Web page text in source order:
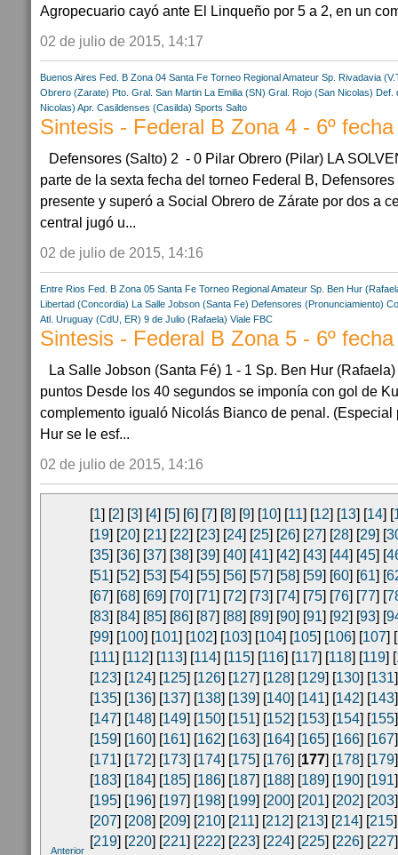
Agropecuario cayó ante El Linqueño por 5 a 2, en un
02 de julio de 2015, 14:17
Buenos Aires Fed. B Zona 04 Santa Fe Torneo Regional Amateur Sp. Rivadavia
Obrero (Zarate) Pto. Gral. San Martin La Emilia (SN) Gral. Rojo (San Nicolas) Def.
Nicolas) Apr. Casildenses (Casilda) Sports Salto
Sintesis - Federal B Zona 4 - 6º fecha
Defensores (Salto) 2 - 0 Pilar Obrero (Pilar) LA
parte de la sexta fecha del torneo Federal B,
presente y superó a Social Obrero de Zárate por dos a
central jugó u...
02 de julio de 2015, 14:16
Entre Rios Fed. B Zona 05 Santa Fe Torneo Regional Amateur Sp. Ben Hur
Libertad (Concordia) La Salle Jobson (Santa Fe) Defensores (Pronunciamiento)
Atl. Uruguay (CdU, ER) 9 de Julio (Rafaela) Viale FBC
Sintesis - Federal B Zona 5 - 6º fecha
La Salle Jobson (Santa Fé) 1 - 1 Sp. Ben Hur
puntos Desde los 40 segundos se imponía con gol de
complemento igualó Nicolás Bianco de penal. (Especial
Hur se le esf...
02 de julio de 2015, 14:16
Anterior
[1] [2] [3] [4] [5] [6] [7] [8] [9] [10] [11] [12] [13] [14] [
[19] [20] [21] [22] [23] [24] [25] [26] [27] [28] [29] [
[35] [36] [37] [38] [39] [40] [41] [42] [43] [44] [45] [
[51] [52] [53] [54] [55] [56] [57] [58] [59] [60] [61] [
[67] [68] [69] [70] [71] [72] [73] [74] [75] [76] [77] [
[83] [84] [85] [86] [87] [88] [89] [90] [91] [92] [93] [
[99] [100] [101] [102] [103] [104] [105] [106] [107] [
[111] [112] [113] [114] [115] [116] [117] [118] [119] [
[123] [124] [125] [126] [127] [128] [129] [130] [131
[135] [136] [137] [138] [139] [140] [141] [142] [143
[147] [148] [149] [150] [151] [152] [153] [154] [155
[159] [160] [161] [162] [163] [164] [165] [166] [167
[171] [172] [173] [174] [175] [176] [177] [178] [179
[183] [184] [185] [186] [187] [188] [189] [190] [191
[195] [196] [197] [198] [199] [200] [201] [202] [203
[207] [208] [209] [210] [211] [212] [213] [214] [215
[219] [220] [221] [222] [223] [224] [225] [226] [227